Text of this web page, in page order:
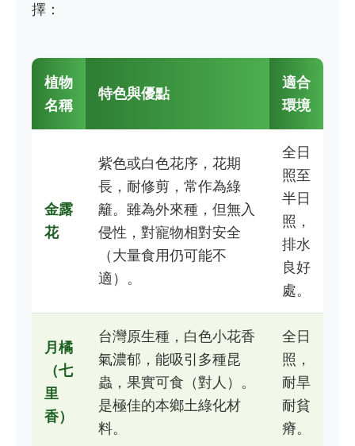
擇：
植物
名稱
特色與優點
適合
環境
金露
花
紫色或白色花序，花期
長，耐修剪，常作為綠
籬。雖為外來種，但無入
侵性，對寵物相對安全
（大量食用仍可能不
適）。
全日
照至
半日
照，
排水
良好
處。
月橘
（七
里
香）
台灣原生種，白色小花香
氣濃郁，能吸引多種昆
蟲，果實可食（對人）。
是極佳的本鄉土綠化材
料。
全日
照，
耐旱
耐貧
瘠。